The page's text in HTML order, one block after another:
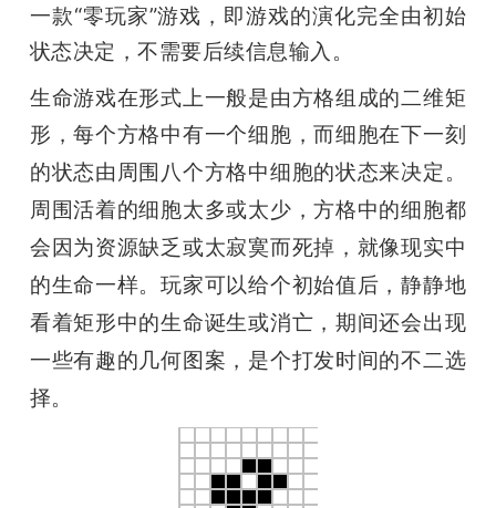
活
动
中
心
专
一款“零玩家”游戏，即游戏的演化完全由初始
状态决定，不需要后续信息输入。
生命游戏在形式上一般是由方格组成的二维矩
形，每个方格中有一个细胞，而细胞在下一刻
的状态由周围八个方格中细胞的状态来决定。
周围活着的细胞太多或太少，方格中的细胞都
会因为资源缺乏或太寂寞而死掉，就像现实中
的生命一样。玩家可以给个初始值后，静静地
看着矩形中的生命诞生或消亡，期间还会出现
一些有趣的几何图案，是个打发时间的不二选
择。